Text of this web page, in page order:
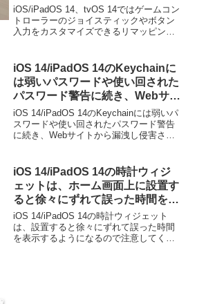
ズできるリマッピング機能が利用
可能に。
iOS/iPadOS 14、tvOS 14ではゲームコン
トローラーのジョイスティックやボタン
入力をカスタマイズできるリマッピング
iOS 14/iPadOS 14のKeychainに
は弱いパスワードや使い回された
パスワード警告に続き、Webサイ
トから漏洩し侵害されたパスワー
ドを検出・通知する機能が導入。
iOS 14/iPadOS 14のKeychainには弱いパ
スワードや使い回されたパスワード警告
に続き、Webサイトから漏洩し侵害され
iOS 14/iPadOS 14の時計ウィジ
ェットは、ホーム画面上に設置す
ると徐々にずれて誤った時間を表
示するようになるので注意を。
iOS 14/iPadOS 14の時計ウィジェット
は、設置すると徐々にずれて誤った時間
を表示するようになるので注意してくだ